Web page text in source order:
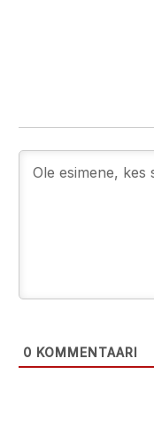
0 KOMMENTAARI